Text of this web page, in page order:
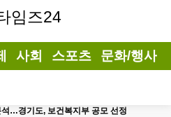
사회 스포츠 문화/행사
…경기도, 보건복지부 공모 선정